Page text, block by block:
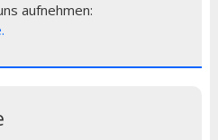
aufnehmen: